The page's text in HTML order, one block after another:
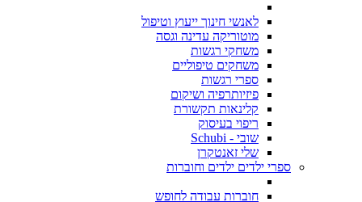
לאנשי חינוך ייעוץ וטיפול
מוטוריקה עדינה וגסה
משחקי רגשות
משחקים טיפוליים
ספרי רגשות
פיזיותרפיה ושיקום
קלינאות תקשורת
ריפוי בעיסוק
שובי - Schubi
שלי זאנטקרן
ספרי ילדים ילדים וחוברות
חוברות עבודה לחופש